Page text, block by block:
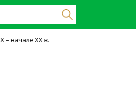
– начале XX в.